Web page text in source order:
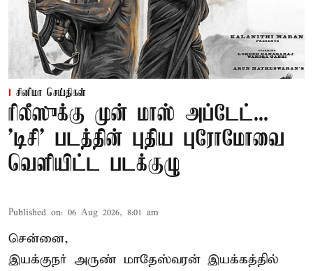
சினிமா செய்திகள்
ரிலீஸுக்கு முன் மாஸ் அப்டேட்...
'டிசி' படத்தின் புதிய புரோமோவை
வெளியிட்ட படக்குழு
Published on: 06 Aug 2026, 8:01 am
சென்னை,
இயக்குநர் அருண் மாதேஸ்வரன் இயக்கத்தில்